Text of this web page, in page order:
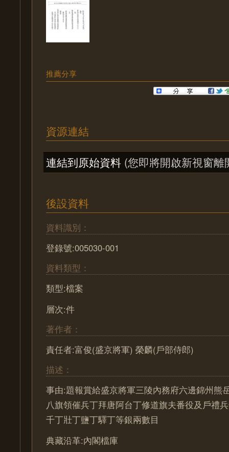
推薦分享
資源連結
連結到原始資料 (您即將開啟新視窗離
後設資料
資料識別：
登錄號:005030-001
資料類型：
類型:檔案
層次:件
著作者：
責任者:富俊(盛京將軍) 榮麟(戶部侍郎)
描述：
事由:題報賞給盛京將軍三陵內務府六邊錦州熊
八旗領催兵丁拜唐阿台丁修道旗夫番役及戶禮
千丁壯丁鹽丁驛丁等銀兩數目
典藏沿革:內閣檔庫